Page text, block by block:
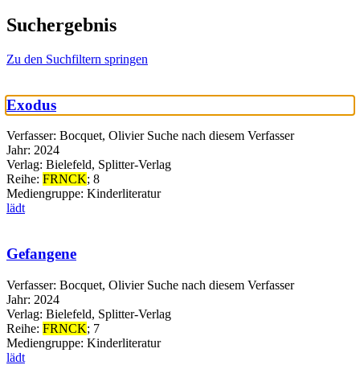
Suchergebnis
Zu den Suchfiltern springen
Exodus
Verfasser: Bocquet, Olivier Suche nach diesem Verfasser
Jahr: 2024
Verlag: Bielefeld, Splitter-Verlag
Reihe: FRNCK; 8
Mediengruppe: Kinderliteratur
lädt
Gefangene
Verfasser: Bocquet, Olivier Suche nach diesem Verfasser
Jahr: 2024
Verlag: Bielefeld, Splitter-Verlag
Reihe: FRNCK; 7
Mediengruppe: Kinderliteratur
lädt